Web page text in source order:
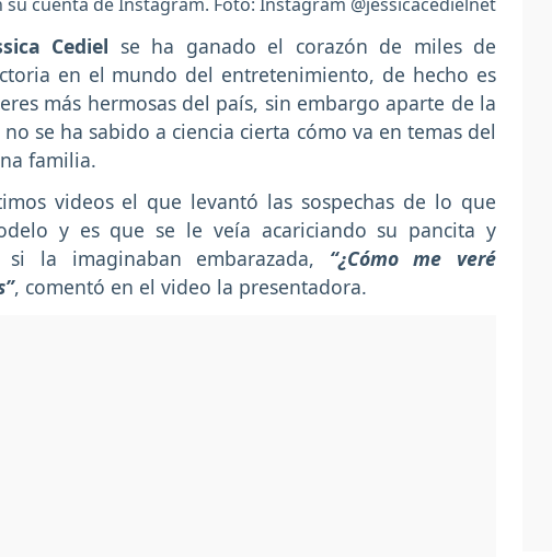
Cediel se ha ganado el corazón de miles de
en el mundo del entretenimiento, de hecho es
más hermosas del país, sin embargo aparte de la
se ha sabido a ciencia cierta cómo va en temas del
familia.
videos el que levantó las sospechas de lo que
y es que se le veía acariciando su pancita y
la imaginaban embarazada, “¿Cómo me veré
, comentó en el video la presentadora.